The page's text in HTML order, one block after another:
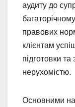
аудиту до
правових
клієнтам
підготовки
нерухомістю.
Основними